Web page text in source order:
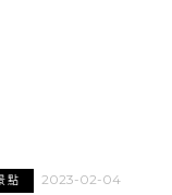
點 2023-02-04